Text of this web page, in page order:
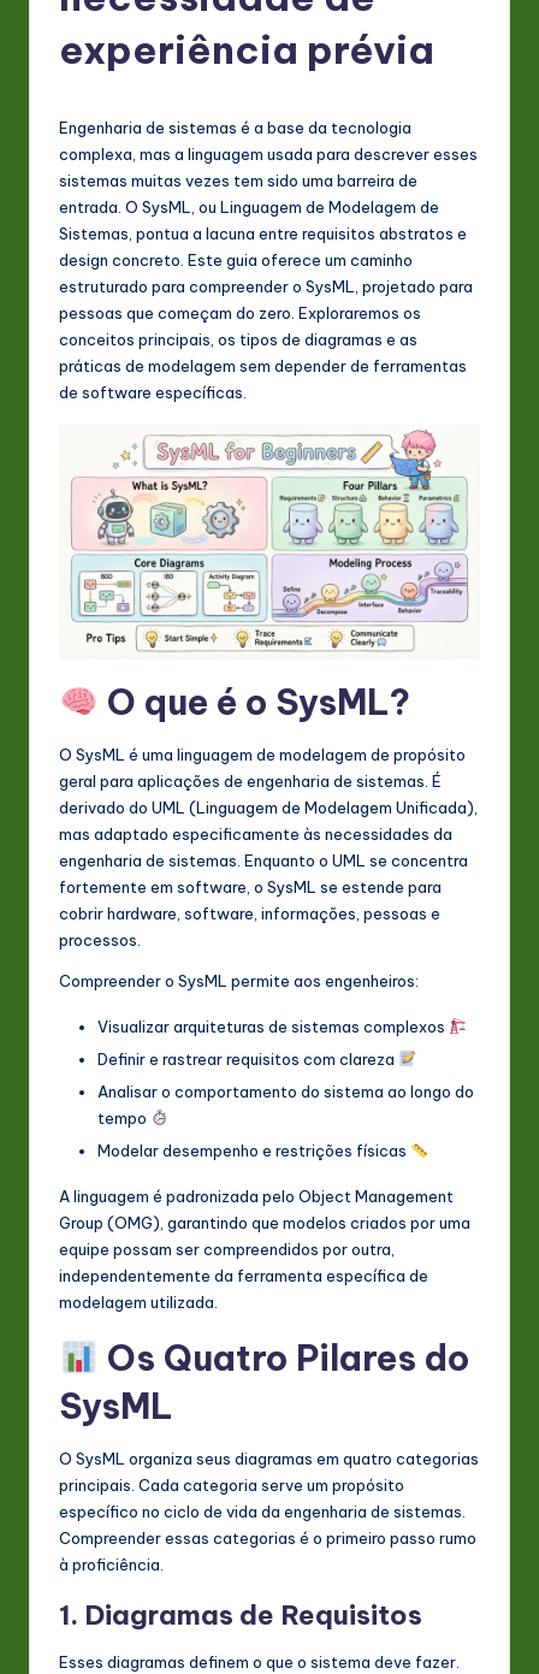
L
&
o
ft
w
ti
o
experiência prévia
Engenharia de sistemas é a base da tecnologia
complexa, mas a linguagem usada para descrever esses
sistemas muitas vezes tem sido uma barreira de
entrada. O SysML, ou Linguagem de Modelagem de
Sistemas, pontua a lacuna entre requisitos abstratos e
design concreto. Este guia oferece um caminho
estruturado para compreender o SysML, projetado para
pessoas que começam do zero. Exploraremos os
conceitos principais, os tipos de diagramas e as
práticas de modelagem sem depender de ferramentas
de software específicas.
O que é o SysML?
O SysML é uma linguagem de modelagem de propósito
geral para aplicações de engenharia de sistemas. É
derivado do UML (Linguagem de Modelagem Unificada),
mas adaptado especificamente às necessidades da
engenharia de sistemas. Enquanto o UML se concentra
fortemente em software, o SysML se estende para
cobrir hardware, software, informações, pessoas e
processos.
Compreender o SysML permite aos engenheiros:
Visualizar arquiteturas de sistemas complexos
Definir e rastrear requisitos com clareza
Analisar o comportamento do sistema ao longo do
tempo
Modelar desempenho e restrições físicas
A linguagem é padronizada pelo Object Management
Group (OMG), garantindo que modelos criados por uma
equipe possam ser compreendidos por outra,
independentemente da ferramenta específica de
modelagem utilizada.
Os Quatro Pilares do
SysML
O SysML organiza seus diagramas em quatro categorias
principais. Cada categoria serve um propósito
específico no ciclo de vida da engenharia de sistemas.
Compreender essas categorias é o primeiro passo rumo
à proficiência.
1. Diagramas de Requisitos
Esses diagramas definem o que o sistema deve fazer.